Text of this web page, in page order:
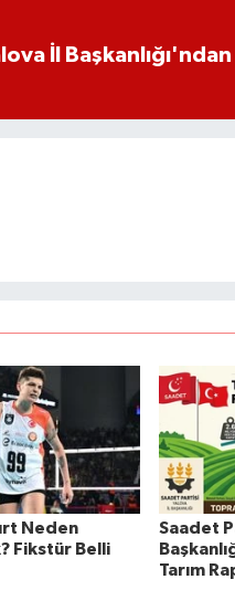
İl
Neden
Fikstür Belli
Saadet
Tarım